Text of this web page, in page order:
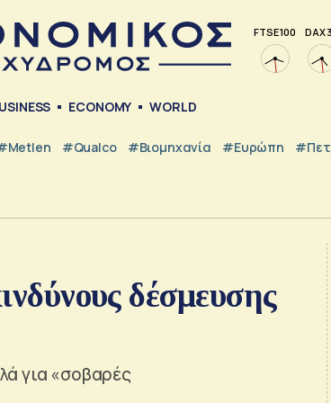
FTSE 100 DAX
ECONOMY WORLD
#Qualco #Βιομηχανία #Ευρώπη
δέσμευσης
για «σοβαρές